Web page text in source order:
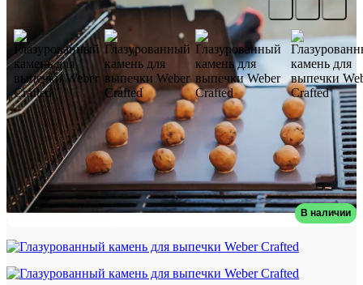
Глазурованный камень для выпечки
Weber Crafted
В наличии